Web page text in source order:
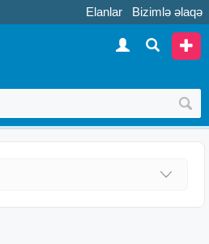
Elanlar Bizimlə əlaqə